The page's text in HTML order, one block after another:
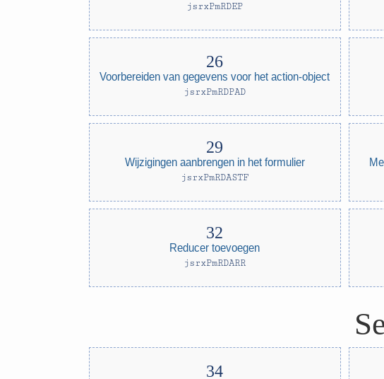
jsrxPmRDEP
Voorbereiden van gegevens voor het action-object
jsrxPmRDPAD
Wijzigingen aanbrengen in het formulier
jsrxPmRDASTF
Reducer toevoegen
jsrxPmRDARR